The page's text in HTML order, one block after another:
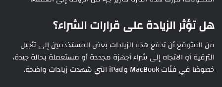
هل تؤثر الزيادة على قرارات الشراء؟
من المتوقع أن تدفع هذه الزيادات بعض المستخدمين إلى تأجيل
الترقية أو الاتجاه إلى شراء أجهزة مجددة أو مستعملة بحالة جيدة،
خصوصًا في فئات MacBook وiPad التي شهدت زيادات واضحة.